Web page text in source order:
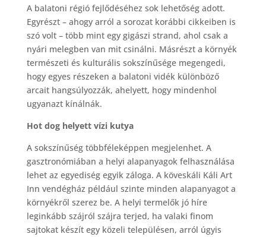
A balatoni régió fejlődéséhez sok lehetőség adott.
Egyrészt – ahogy arról a sorozat korábbi cikkeiben is
szó volt – több mint egy gigászi strand, ahol csak a
nyári melegben van mit csinálni. Másrészt a környék
természeti és kulturális sokszínűsége megengedi,
hogy egyes részeken a balatoni vidék különböző
arcait hangsúlyozzák, ahelyett, hogy mindenhol
ugyanazt kínálnák.
Hot dog helyett vízi kutya
A sokszínűség többféleképpen megjelenhet. A
gasztronómiában a helyi alapanyagok felhasználása
lehet az egyediség egyik záloga. A köveskáli Káli Art
Inn vendégház például szinte minden alapanyagot a
környékről szerez be. A helyi termelők jó híre
leginkább szájról szájra terjed, ha valaki finom
sajtokat készít egy közeli településen, arról úgyis